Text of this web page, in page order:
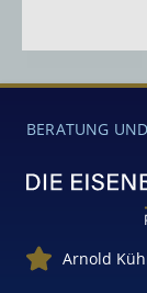
BERATUNG
Arnold